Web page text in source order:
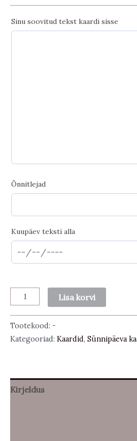
Sinu soovitud tekst kaardi sisse
Õnnitlejad
Kuupäev teksti alla
Sünnipäeva
kaart
-
Las
Lisa korvi
Tootekood: -
Kategooriad: Kaardid, Sünnipäeva
Kirjeldus